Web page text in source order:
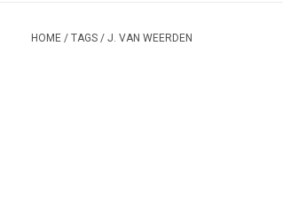
HOME / TAGS / J. VAN WEERDEN